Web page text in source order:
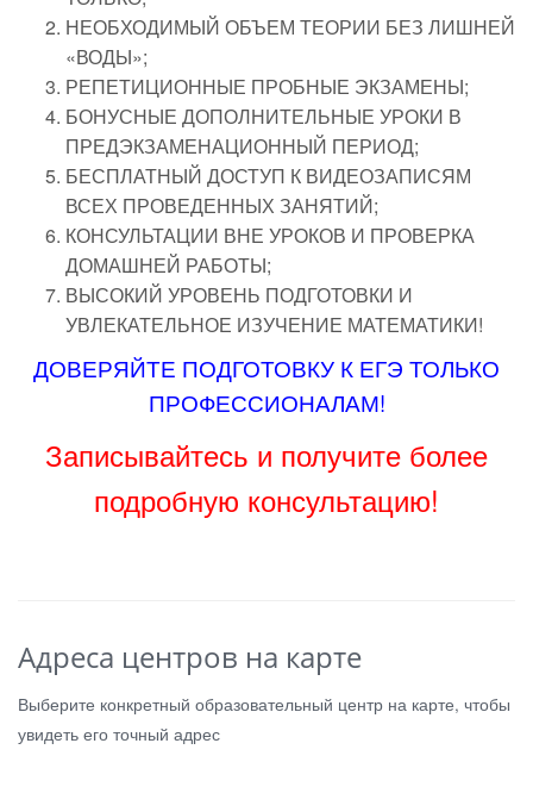
НЕОБХОДИМЫЙ ОБЪЕМ ТЕОРИИ БЕЗ ЛИШНЕЙ
«ВОДЫ»;
РЕПЕТИЦИОННЫЕ ПРОБНЫЕ ЭКЗАМЕНЫ;
БОНУСНЫЕ ДОПОЛНИТЕЛЬНЫЕ УРОКИ В
ПРЕДЭКЗАМЕНАЦИОННЫЙ ПЕРИОД;
БЕСПЛАТНЫЙ ДОСТУП К ВИДЕОЗАПИСЯМ
ВСЕХ ПРОВЕДЕННЫХ ЗАНЯТИЙ;
КОНСУЛЬТАЦИИ ВНЕ УРОКОВ И ПРОВЕРКА
ДОМАШНЕЙ РАБОТЫ;
ВЫСОКИЙ УРОВЕНЬ ПОДГОТОВКИ И
УВЛЕКАТЕЛЬНОЕ ИЗУЧЕНИЕ МАТЕМАТИКИ!
ДОВЕРЯЙТЕ ПОДГОТОВКУ К ЕГЭ ТОЛЬКО
ПРОФЕССИОНАЛАМ!
Записывайтесь и получите более
подробную консультацию!
Адреса центров на карте
Выберите конкретный образовательный центр на карте, чтобы
увидеть его точный адрес